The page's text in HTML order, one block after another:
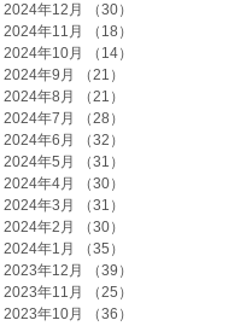
2024年12月
（30）
2024年11月
（18）
2024年10月
（14）
2024年9月
（21）
2024年8月
（21）
2024年7月
（28）
2024年6月
（32）
2024年5月
（31）
2024年4月
（30）
2024年3月
（31）
2024年2月
（30）
2024年1月
（35）
2023年12月
（39）
2023年11月
（25）
2023年10月
（36）